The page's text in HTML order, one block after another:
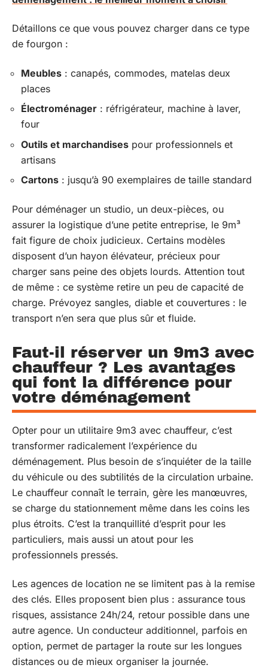
Détaillons ce que vous pouvez charger dans ce type
de fourgon :
Meubles : canapés, commodes, matelas deux
places
Électroménager : réfrigérateur, machine à laver,
four
Outils et marchandises pour professionnels et
artisans
Cartons : jusqu’à 90 exemplaires de taille standard
Pour déménager un studio, un deux-pièces, ou
assurer la logistique d’une petite entreprise, le 9m³
fait figure de choix judicieux. Certains modèles
disposent d’un hayon élévateur, précieux pour
charger sans peine des objets lourds. Attention tout
de même : ce système retire un peu de capacité de
charge. Prévoyez sangles, diable et couvertures : le
transport n’en sera que plus sûr et fluide.
Faut-il réserver un 9m3 avec
chauffeur ? Les avantages
qui font la différence pour
votre déménagement
Opter pour un utilitaire 9m3 avec chauffeur, c’est
transformer radicalement l’expérience du
déménagement. Plus besoin de s’inquiéter de la taille
du véhicule ou des subtilités de la circulation urbaine.
Le chauffeur connaît le terrain, gère les manœuvres,
se charge du stationnement même dans les coins les
plus étroits. C’est la tranquillité d’esprit pour les
particuliers, mais aussi un atout pour les
professionnels pressés.
Les agences de location ne se limitent pas à la remise
des clés. Elles proposent bien plus : assurance tous
risques, assistance 24h/24, retour possible dans une
autre agence. Un conducteur additionnel, parfois en
option, permet de partager la route sur les longues
distances ou de mieux organiser la journée.